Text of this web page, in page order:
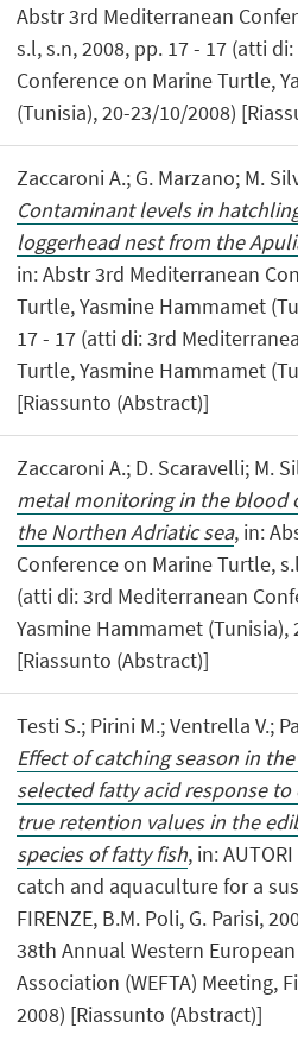
Abstr 3rd Mediterranean
s.l, s.n, 2008, pp. 17 - 17 (atti
Conference on Marine Turtle,
(Tunisia), 20-23/10/2008)
Zaccaroni A.; G. Marzano; M.
Contaminant levels in
loggerhead nest from the
in: Abstr 3rd Mediterranean
Turtle, Yasmine Hammamet
17 - 17 (atti di: 3rd
Turtle, Yasmine Hammamet
[Riassunto (Abstract)]
Zaccaroni A.; D. Scaravelli; M.
metal monitoring in the blood
the Northen Adriatic sea, in:
Conference on Marine Turtle,
(atti di: 3rd Mediterranean
Yasmine Hammamet (Tunisia),
[Riassunto (Abstract)]
Testi S.; Pirini M.; Ventrella V.;
Effect of catching season in
selected fatty acid response
true retention values in the
species of fatty fish, in:
catch and aquaculture for a
FIRENZE, B.M. Poli, G. Parisi,
38th Annual Western
Association (WEFTA) Meeting,
2008) [Riassunto (Abstract)]